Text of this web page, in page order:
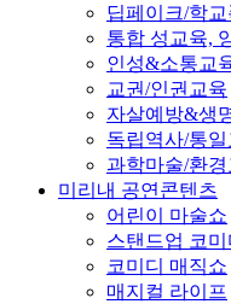
딥페이크/학
통합 성교육,
인성&소통교
교권/인권교육
자살예방&생
독립역사/통일
과학마술/환경
미리내 공연콘텐츠
어린이 마술쇼
스탠드업 코미
코미디 매직쇼
매지컬 라이프